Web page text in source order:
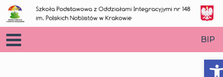
Przejdź
do
treści
BIP